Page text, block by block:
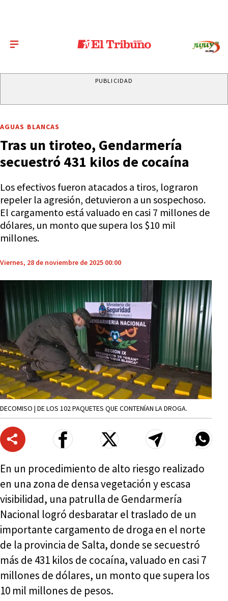
PUBLICIDAD
AGUAS BLANCAS
Tras un tiroteo, Gendarmería
secuestró 431 kilos de cocaína
Los efectivos fueron atacados a tiros, lograron
repeler la agresión, detuvieron a un sospechoso.
El cargamento está valuado en casi 7 millones de
dólares, un monto que supera los $10 mil
millones.
Viernes, 28 de noviembre de 2025 00:00
DECOMISO | DE LOS 102 PAQUETES QUE CONTENÍAN LA DROGA.
En un procedimiento de alto riesgo realizado
en una zona de densa vegetación y escasa
visibilidad, una patrulla de Gendarmería
Nacional logró desbaratar el traslado de un
importante cargamento de droga en el norte
de la provincia de Salta, donde se secuestró
más de 431 kilos de cocaína, valuado en casi 7
millones de dólares, un monto que supera los
10 mil millones de pesos.